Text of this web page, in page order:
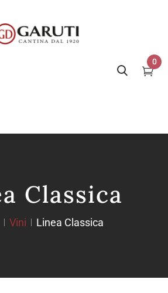
0
Classica
Vini Linea Classica